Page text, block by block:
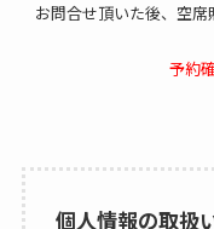
お問合せ頂いた後、空
予約
個人情報の取扱